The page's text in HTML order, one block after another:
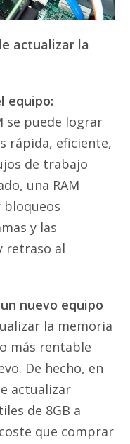
actualizar la
equipo:
se puede lograr
rápida, eficiente,
de trabajo
una RAM
y las
retraso al
nuevo equipo
la memoria
más rentable
De hecho, en
actualizar
de 8GB a
que comprar